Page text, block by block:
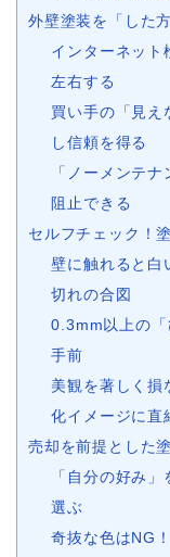
外壁塗装を「した
インターネット
左右する
買い手の「見え
し信頼を得る
「ノーメンテ
阻止できる
セルフチェック！
壁に触れると白
切れの合図
0.3mm以上の
手前
美観を著しく損
化イメージに直
売却を前提とした
「自分の好み
選ぶ
奇抜な色はNG